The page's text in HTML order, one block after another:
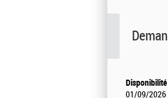
01/09/2026